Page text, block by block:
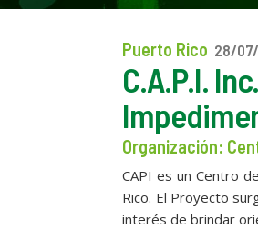
Puerto Rico 28/
C.A.P.I.
Organización:
CAPI es un Centro
Rico. El Proyecto
interés de brindar